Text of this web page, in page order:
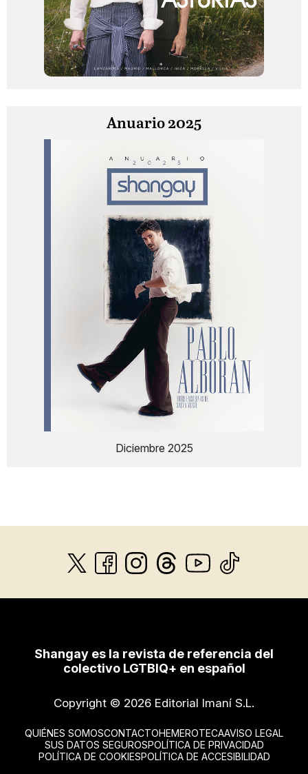
Anuario 2025
Diciembre 2025
Shangay es la revista de referencia del
colectivo LGTBIQ+ en español
Copyright © 2026 Editorial Imaní S.L.
QUIÉNES SOMOSCONTACTOHEMEROTECAAVISO LEGAL
SUS DATOS SEGUROSPOLÍTICA DE PRIVACIDAD
POLÍTICA DE COOKIESPOLÍTICA DE ACCESIBILIDAD